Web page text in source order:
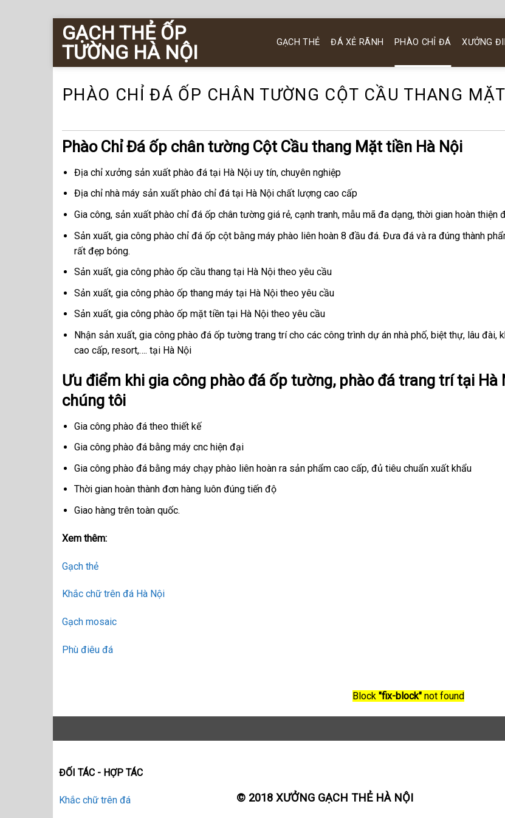
Chuyển
đến
dung
GẠCH THẺ ỐP
TƯỜNG HÀ NỘI
GẠCH THẺ ĐÁ XẺ RÃNH PHÀO CHỈ ĐÁ XƯỞNG
PHÀO CHỈ ĐÁ ỐP CHÂN TƯỜNG CỘT CẦU THANG
Phào Chỉ Đá ốp chân tường Cột Cầu thang Mặt tiền Hà Nội
Địa chỉ xưởng sản xuất phào đá tại Hà Nội uy tín, chuyên nghiệp
Địa chỉ nhà máy sản xuất phào chỉ đá tại Hà Nội chất lượng cao cấp
Gia công, sản xuất phào chỉ đá ốp chân tường giá rẻ, cạnh tranh, mẫu mã đa dạng, thời gian hoàn thiện
Sản xuất, gia công phào chỉ đá ốp cột bằng máy phào liên hoàn 8 đầu đá. Đưa đá và ra đúng thành
rất đẹp bóng.
Sản xuất, gia công phào ốp cầu thang tại Hà Nội theo yêu cầu
Sản xuất, gia công phào ốp thang máy tại Hà Nội theo yêu cầu
Sản xuất, gia công phào ốp mặt tiền tại Hà Nội theo yêu cầu
Nhận sản xuất, gia công phào đá ốp tường trang trí cho các công trình dự án nhà phố, biệt thự, lâu đài,
cao cấp, resort,…. tại Hà Nội
Ưu điểm khi gia công phào đá ốp tường, phào đá trang trí tại Hà
chúng tôi
Gia công phào đá theo thiết kế
Gia công phào đá bằng máy cnc hiện đại
Gia công phào đá bằng máy chạy phào liên hoàn ra sản phẩm cao cấp, đủ tiêu chuẩn xuất khẩu
Thời gian hoàn thành đơn hàng luôn đúng tiến độ
Giao hàng trên toàn quốc.
Xem thêm:
Gạch thẻ
Khắc chữ trên đá Hà Nội
Gạch mosaic
Phù điêu đá
Block "fix-block" not found
ĐỐI TÁC - HỢP TÁC
Khắc chữ trên đá © 2018 XƯỞNG GẠCH THẺ HÀ NỘI